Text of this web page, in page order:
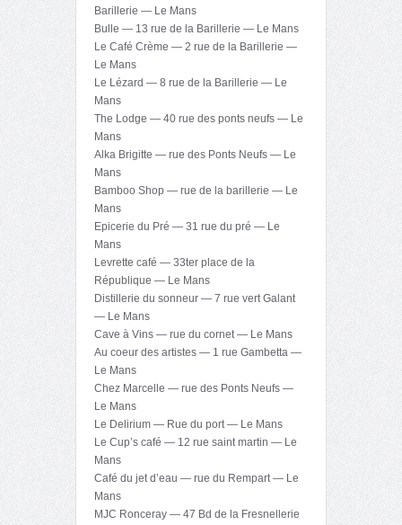
Barillerie — Le Mans
Bulle — 13 rue de la Barillerie — Le Mans
Le Café Crème — 2 rue de la Barillerie —
Le Mans
Le Lézard — 8 rue de la Barillerie — Le
Mans
The Lodge — 40 rue des ponts neufs — Le
Mans
Alka Brigitte — rue des Ponts Neufs — Le
Mans
Bamboo Shop — rue de la barillerie — Le
Mans
Epicerie du Pré — 31 rue du pré — Le
Mans
Levrette café — 33ter place de la
République — Le Mans
Distillerie du sonneur — 7 rue vert Galant
— Le Mans
Cave à Vins — rue du cornet — Le Mans
Au coeur des artistes — 1 rue Gambetta —
Le Mans
Chez Marcelle — rue des Ponts Neufs —
Le Mans
Le Delirium — Rue du port — Le Mans
Le Cup’s café — 12 rue saint martin — Le
Mans
Café du jet d’eau — rue du Rempart — Le
Mans
MJC Ronceray — 47 Bd de la Fresnellerie